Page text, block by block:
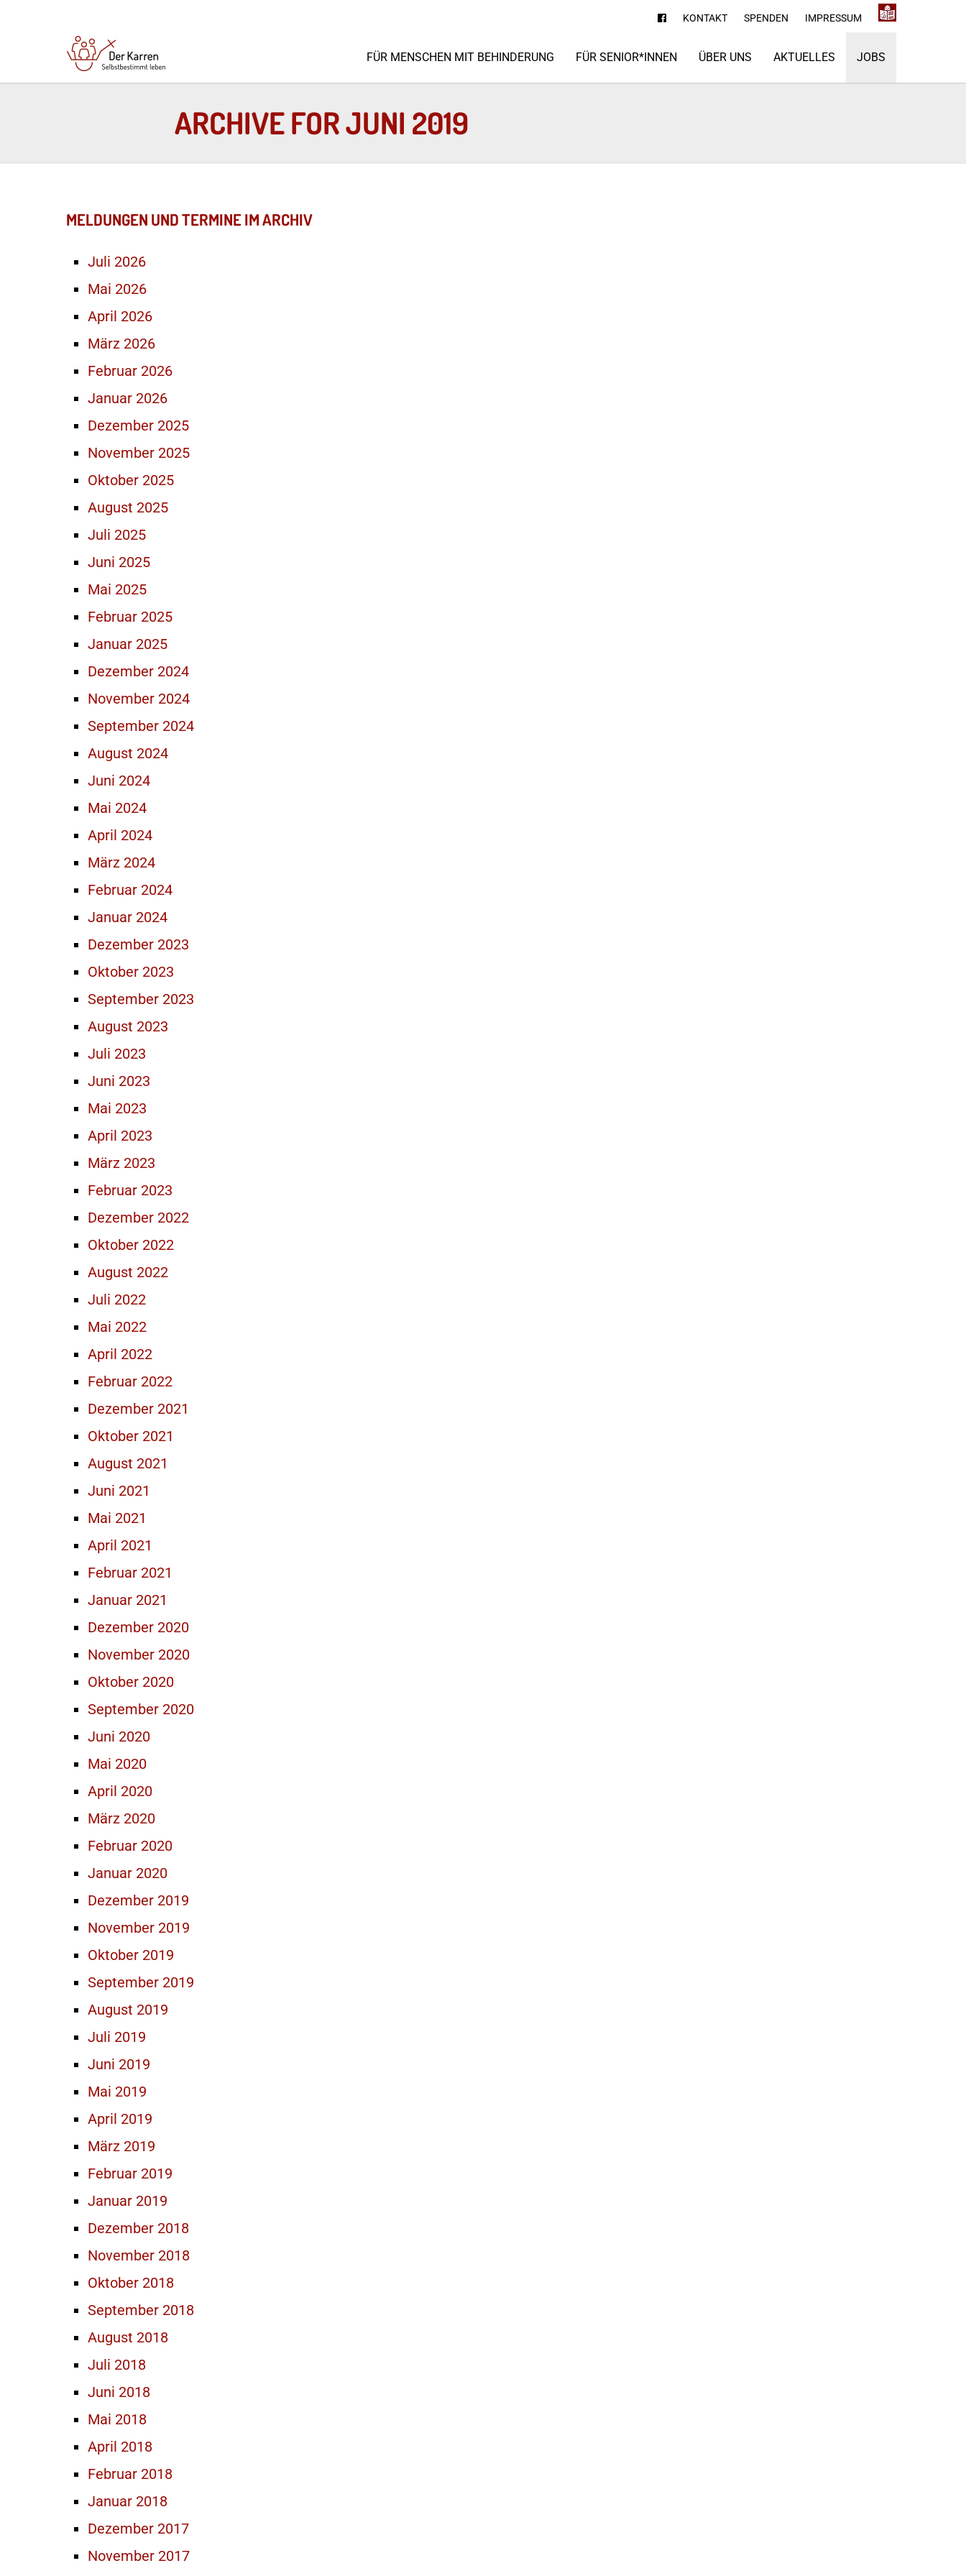
KONTAKT SPENDEN IMPRESSUM
FÜR MENSCHEN MIT BEHINDERUNG FÜR SENIOR*INNEN ÜBER UNS AKTUELLES JOBS
ARCHIVE FOR JUNI 2019
MELDUNGEN UND TERMINE IM ARCHIV
Juli 2026
Mai 2026
April 2026
März 2026
Februar 2026
Januar 2026
Dezember 2025
November 2025
Oktober 2025
August 2025
Juli 2025
Juni 2025
Mai 2025
Februar 2025
Januar 2025
Dezember 2024
November 2024
September 2024
August 2024
Juni 2024
Mai 2024
April 2024
März 2024
Februar 2024
Januar 2024
Dezember 2023
Oktober 2023
September 2023
August 2023
Juli 2023
Juni 2023
Mai 2023
April 2023
März 2023
Februar 2023
Dezember 2022
Oktober 2022
August 2022
Juli 2022
Mai 2022
April 2022
Februar 2022
Dezember 2021
Oktober 2021
August 2021
Juni 2021
Mai 2021
April 2021
Februar 2021
Januar 2021
Dezember 2020
November 2020
Oktober 2020
September 2020
Juni 2020
Mai 2020
April 2020
März 2020
Februar 2020
Januar 2020
Dezember 2019
November 2019
Oktober 2019
September 2019
August 2019
Juli 2019
Juni 2019
Mai 2019
April 2019
März 2019
Februar 2019
Januar 2019
Dezember 2018
November 2018
Oktober 2018
September 2018
August 2018
Juli 2018
Juni 2018
Mai 2018
April 2018
Februar 2018
Januar 2018
Dezember 2017
November 2017